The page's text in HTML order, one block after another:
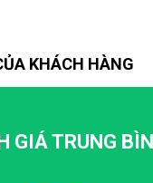
hai đoạn pin được
người anh em Xiaomi
độ lên đến 3 GHz.
KHÁCH HÀNG
GIÁ TRUNG